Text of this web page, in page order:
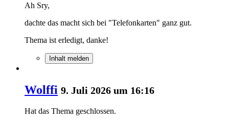
Ah Sry,
dachte das macht sich bei "Telefonkarten" ganz gut.
Thema ist erledigt, danke!
Inhalt melden
Wolffi 9. Juli 2026 um 16:16
Hat das Thema geschlossen.